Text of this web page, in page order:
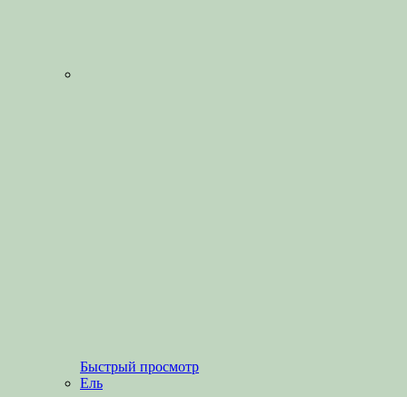
Быстрый просмотр
Ель